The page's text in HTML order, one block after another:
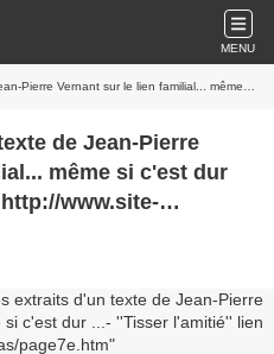
MENU
si c'est dur ...- ''Tisser l'amitié'' lien http://www.site-magister.com/prepas/page7e.htm
de Jean-Pierre
même si c'est dur
www.site-